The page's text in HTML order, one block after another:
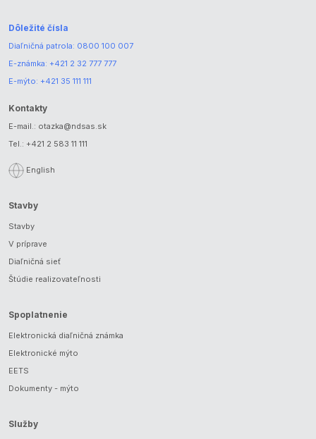
Dôležité čísla
Diaľničná patrola: 0800 100 007
E-známka: +421 2 32 777 777
E-mýto: +421 35 111 111
Kontakty
E-mail.: otazka@ndsas.sk
Tel.: +421 2 583 11 111
English
Stavby
Stavby
V príprave
Diaľničná sieť
Štúdie realizovateľnosti
Spoplatnenie
Elektronická diaľničná známka
Elektronické mýto
EETS
Dokumenty - mýto
Služby